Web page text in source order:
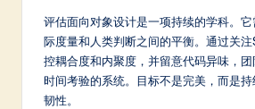
评估面向对象设计是一项持续的学科。
际度量和人类判断之间的平衡。通过关
控耦合度和内聚度，并留意代码异味，
时间考验的系统。目标不是完美，而是
韧性。